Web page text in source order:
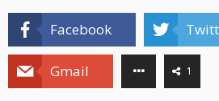
Facebook
Gmail 1